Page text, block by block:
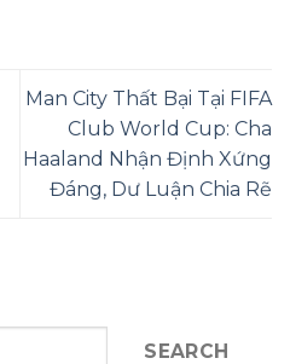
Man City Thất Bại Tại FIFA
Club World Cup: Cha
Haaland Nhận Định Xứng
Đáng, Dư Luận Chia Rẽ
SEARCH